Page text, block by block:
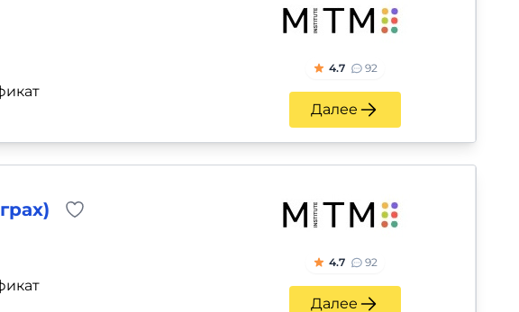
4.7 92
Далее
4.7 92
Далее